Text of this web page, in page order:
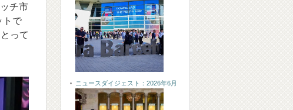
チ市
トで
って
ニュースダイジェスト：2026年6月